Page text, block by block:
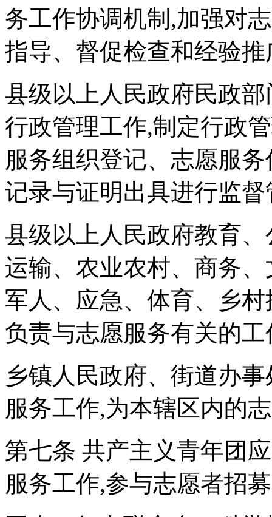
务工作协调机制,加强对
指导、督促检查和经验推
县级以上人民政府民政
行政管理工作,制定行政
服务组织登记、志愿服
记录与证明出具进行监
县级以上人民政府教育
运输、农业农村、商务
军人、应急、体育、乡
负责与志愿服务有关的工
乡镇人民政府、街道办
服务工作,为本辖区内的
第七条 共产主义青年团
服务工作,参与志愿者招